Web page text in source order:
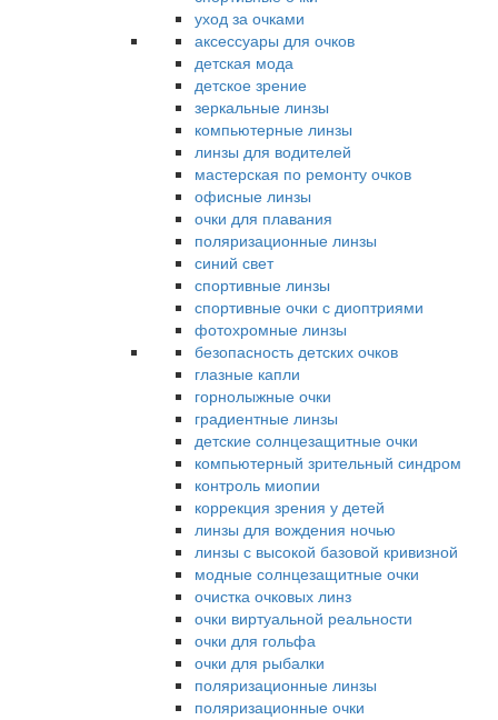
уход за очками
аксессуары для очков
детская мода
детское зрение
зеркальные линзы
компьютерные линзы
линзы для водителей
мастерская по ремонту очков
офисные линзы
очки для плавания
поляризационные линзы
синий свет
спортивные линзы
спортивные очки с диоптриями
фотохромные линзы
безопасность детских очков
глазные капли
горнолыжные очки
градиентные линзы
детские солнцезащитные очки
компьютерный зрительный синдром
контроль миопии
коррекция зрения у детей
линзы для вождения ночью
линзы с высокой базовой кривизной
модные солнцезащитные очки
очистка очковых линз
очки виртуальной реальности
очки для гольфа
очки для рыбалки
поляризационные линзы
поляризационные очки